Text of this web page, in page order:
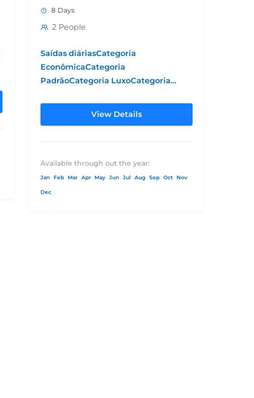
8 Days
2 People
Saídas diáriasCategoria
EconômicaCategoria
PadrãoCategoria LuxoCategoria
PadrãoHotel 5* LuxoHotel 5* Luxo
TPL$465.00$510.00$640.00$825.00Suplemento
SGL$200.00$235.00$385.00$585.00Bilhetes
domésticos...
View Details
Available through out the year:
Jan Feb Mar Apr May Jun Jul Aug Sep Oct Nov
Dec